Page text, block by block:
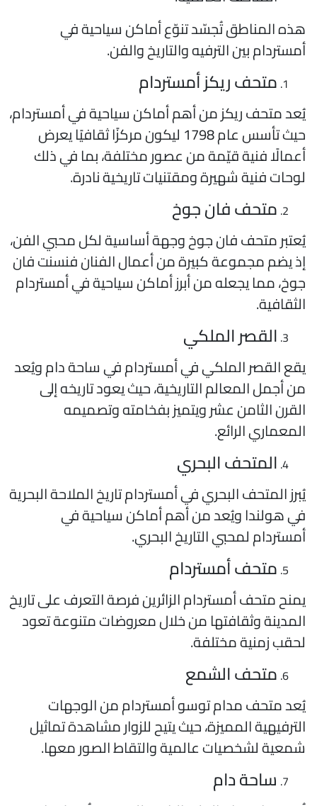
المناطق تُجسّد تنوّع أماكن سياحية في
بين الترفيه والتاريخ والفن.
متحف ريكز أمستردام
متحف ريكز من أهم أماكن سياحية في أمستردام،
حيث تأسس عام 1798 ليكون مركزًا ثقافيًا يعرض
فنية قيّمة من عصور مختلفة، بما في ذلك
فنية شهيرة ومقتنيات تاريخية نادرة.
متحف فان جوخ
متحف فان جوخ وجهة أساسية لكل محبي الفن،
يضم مجموعة كبيرة من أعمال الفنان فنسنت فان
مما يجعله من أبرز أماكن سياحية في أمستردام
القصر الملكي
القصر الملكي في أمستردام في ساحة دام ويُعد
أجمل المعالم التاريخية، حيث يعود تاريخه إلى
الثامن عشر ويتميز بفخامته وتصميمه
الرائع.
المتحف البحري
المتحف البحري في أمستردام تاريخ الملاحة البحرية
هولندا ويُعد من أهم أماكن سياحية في
لمحبي التاريخ البحري.
متحف أمستردام
متحف أمستردام الزائرين فرصة التعرف على تاريخ
وثقافتها من خلال معروضات متنوعة تعود
زمنية مختلفة.
متحف الشمع
متحف مدام توسو أمستردام من الوجهات
المميزة، حيث يتيح للزوار مشاهدة تماثيل
لشخصيات عالمية والتقاط الصور معها.
ساحة دام